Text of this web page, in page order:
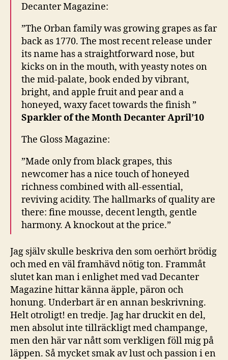
Decanter Magazine:
”The Orban family was growing grapes as far
back as 1770. The most recent release under
its name has a straightforward nose, but
kicks on in the mouth, with yeasty notes on
the mid-palate, book ended by vibrant,
bright, and apple fruit and pear and a
honeyed, waxy facet towards the finish ”
Sparkler of the Month Decanter April’10
The Gloss Magazine:
”Made only from black grapes, this
newcomer has a nice touch of honeyed
richness combined with all-essential,
reviving acidity. The hallmarks of quality are
there: fine mousse, decent length, gentle
harmony. A knockout at the price.”
Jag själv skulle beskriva den som oerhört brödig
och med en väl framhävd nötig ton. Frammåt
slutet kan man i enlighet med vad Decanter
Magazine hittar känna äpple, päron och
honung. Underbart är en annan beskrivning.
Helt otroligt! en tredje. Jag har druckit en del,
men absolut inte tillräckligt med champange,
men den här var nått som verkligen föll mig på
läppen. Så mycket smak av lust och passion i en